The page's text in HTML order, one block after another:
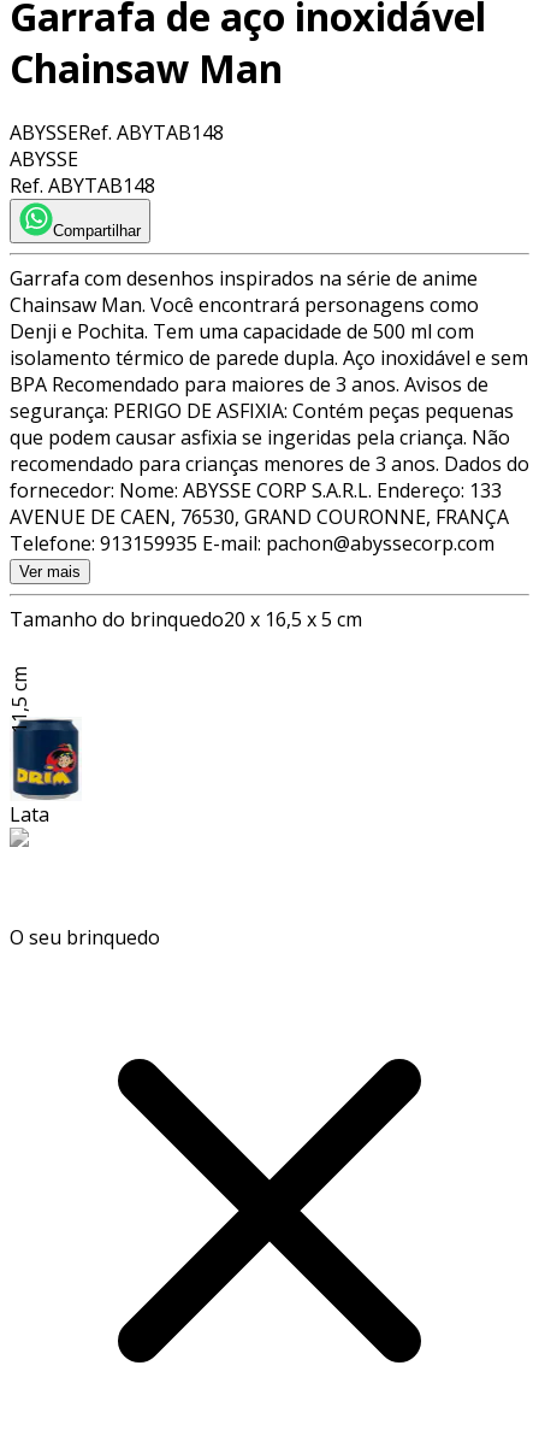
Garrafa de aço inoxidável
Chainsaw Man
ABYSSERef. ABYTAB148
ABYSSE
Ref. ABYTAB148
Compartilhar
Garrafa com desenhos inspirados na série de anime
Chainsaw Man. Você encontrará personagens como
Denji e Pochita. Tem uma capacidade de 500 ml com
isolamento térmico de parede dupla. Aço inoxidável e sem
BPA Recomendado para maiores de 3 anos. Avisos de
segurança: PERIGO DE ASFIXIA: Contém peças pequenas
que podem causar asfixia se ingeridas pela criança. Não
recomendado para crianças menores de 3 anos. Dados do
fornecedor: Nome: ABYSSE CORP S.A.R.L. Endereço: 133
AVENUE DE CAEN, 76530, GRAND COURONNE, FRANÇA
Telefone: 913159935 E-mail: pachon@abyssecorp.com
Ver mais
Tamanho do brinquedo20 x 16,5 x 5 cm
11,5 cm
Lata
O seu brinquedo